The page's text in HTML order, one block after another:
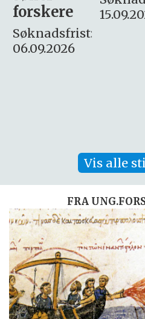
15.09.2026
Vis alle
FRA